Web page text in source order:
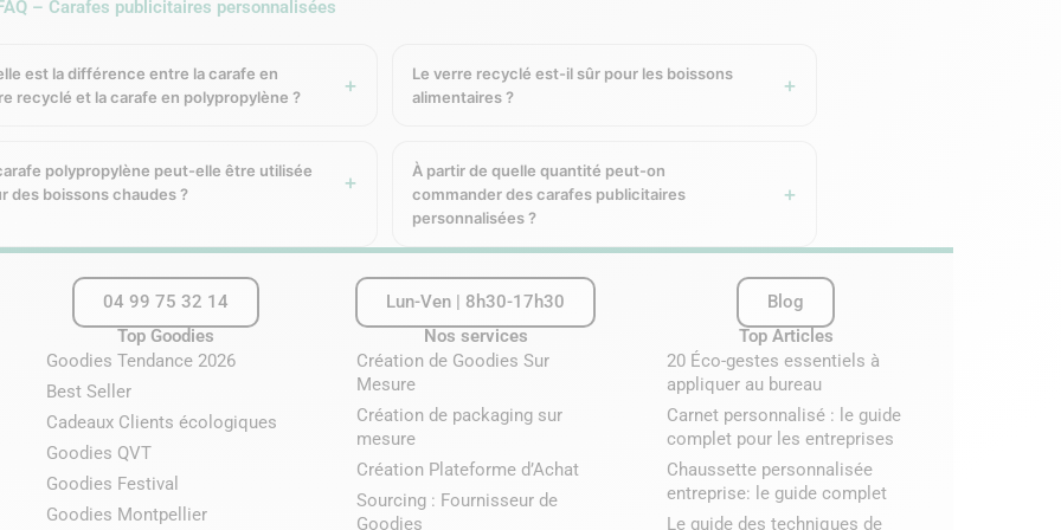
sans transfert de particules, recyclable à l’infini. Le liège est une matière renouvelable extraite
x 40 mm) ou sur le bouchon en liège (zone 60 x 60 mm). La gravure laser est permanente, sans
in France (GK20511)
aux usages intensifs en restauration ou événementiel.
200 x 145 mm— l’une des zones de marquage les plus généreuses disponibles sur cet objet.
taille, un slogan, vos coordonnées ou votre charte graphique avec un impact visuel fort. Idéale pour
choisir ?
d’utilisation et du positionnement souhaité :
– Carafes publicitaires personnalisées
est la différence entre la carafe en
recyclé et la carafe en polypropylène ?
Le verre recyclé est-il sûr pour les boissons
alimentaires ?
polypropylène peut-elle être utilisée
des boissons chaudes ?
À partir de quelle quantité peut-on
commander des carafes publicitaires
personnalisées ?
04 99 75 32 14
Top Goodies
Goodies Tendance 2026
Best Seller
Cadeaux Clients écologiques
Goodies QVT
Goodies Festival
Goodies Montpellier
Lun-Ven | 8h30-17h30
Nos services
Création de Goodies Sur
Mesure
Création de packaging sur
mesure
Création Plateforme d’Achat
Sourcing : Fournisseur de
Goodies
Blog
Top Articles
20 Éco-gestes essentiels à
appliquer au bureau
Carnet personnalisé : le guide
complet pour les entreprises
Chaussette personnalisée
entreprise: le guide complet
Le guide des techniques de